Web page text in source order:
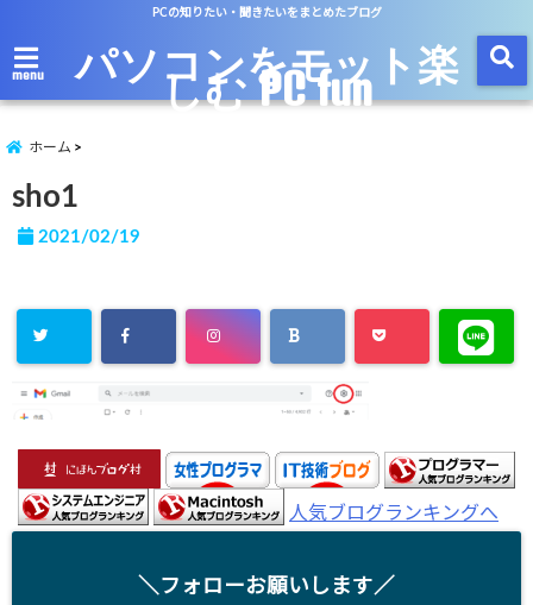
PCの知りたい・聞きたいをまとめたブログ
menu パソコンをモット楽
しむ PC fun
ホーム
sho1
2021/02/19
人気ブログランキングへ
＼フォローお願いします／